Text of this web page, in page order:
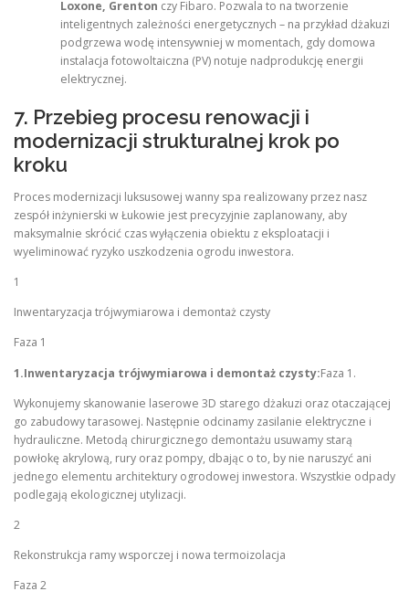
Loxone, Grenton czy Fibaro. Pozwala to na tworzenie
inteligentnych zależności energetycznych – na przykład dżakuzi
podgrzewa wodę intensywniej w momentach, gdy domowa
instalacja fotowoltaiczna (PV) notuje nadprodukcję energii
elektrycznej.
7. Przebieg procesu renowacji i
modernizacji strukturalnej krok po
kroku
Proces modernizacji luksusowej wanny spa realizowany przez nasz
zespół inżynierski w Łukowie jest precyzyjnie zaplanowany, aby
maksymalnie skrócić czas wyłączenia obiektu z eksploatacji i
wyeliminować ryzyko uszkodzenia ogrodu inwestora.
1
Inwentaryzacja trójwymiarowa i demontaż czysty
Faza 1
1.Inwentaryzacja trójwymiarowa i demontaż czysty:Faza 1.
Wykonujemy skanowanie laserowe 3D starego dżakuzi oraz otaczającej
go zabudowy tarasowej. Następnie odcinamy zasilanie elektryczne i
hydrauliczne. Metodą chirurgicznego demontażu usuwamy starą
powłokę akrylową, rury oraz pompy, dbając o to, by nie naruszyć ani
jednego elementu architektury ogrodowej inwestora. Wszystkie odpady
podlegają ekologicznej utylizacji.
2
Rekonstrukcja ramy wsporczej i nowa termoizolacja
Faza 2